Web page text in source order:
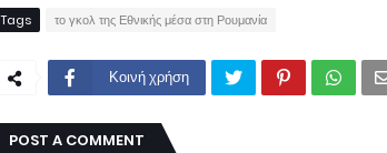
Tags το γκολ της Εθνικής μέσα στη Ρουμανία
Κοινή χρήση
POST A COMMENT